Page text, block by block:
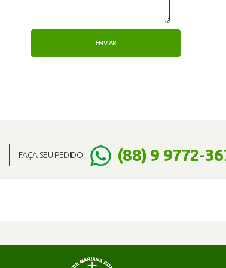
FAÇA SEU PEDIDO: (88) 9 9772-